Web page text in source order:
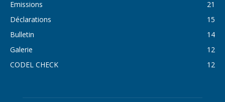
Emissions
21
Déclarations
15
Bulletin
14
Galerie
12
CODEL CHECK
12